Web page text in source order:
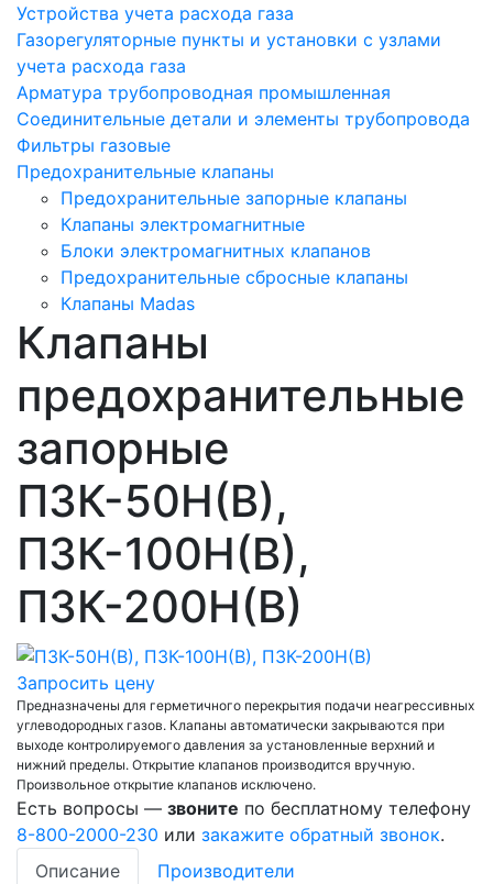
Устройства учета расхода газа
Газорегуляторные пункты и установки с узлами
учета расхода газа
Арматура трубопроводная промышленная
Соединительные детали и элементы трубопровода
Фильтры газовые
Предохранительные клапаны
Предохранительные запорные клапаны
Клапаны электромагнитные
Блоки электромагнитных клапанов
Предохранительные сбросные клапаны
Клапаны Madas
Клапаны
предохранительные
запорные
ПЗК-50Н(В),
ПЗК-100Н(В),
ПЗК-200Н(В)
Запросить цену
Предназначены для герметичного перекрытия подачи неагрессивных
углеводородных газов. Клапаны автоматически закрываются при
выходе контролируемого давления за установленные верхний и
нижний пределы. Открытие клапанов производится вручную.
Произвольное открытие клапанов исключено.
Есть вопросы — звоните по бесплатному телефону
8-800-2000-230 или закажите обратный звонок.
Описание
Производители